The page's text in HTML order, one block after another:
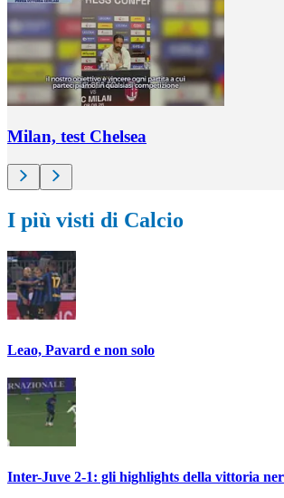
Milan, test Chelsea
I più visti di Calcio
Leao, Pavard e non solo
Inter-Juve 2-1: gli highlights della vittoria